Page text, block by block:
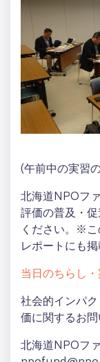
(午前中の実習
北海道NPOフ
評価の普及・
ください。※
レポートにも
当日のちらし
社会的インパ
価に関するお
北海道NPOフ